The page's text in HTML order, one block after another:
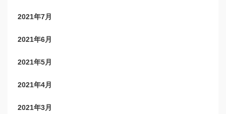
2021年7月
2021年6月
2021年5月
2021年4月
2021年3月